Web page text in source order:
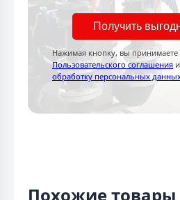
Получить
Нажимая кнопку, вы принимаете
Пользовательского соглашения
обработку персональных
Похожие товары